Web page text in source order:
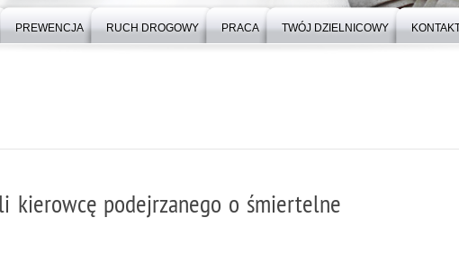
PREWENCJA RUCH DROGOWY PRACA TWÓJ DZIELNICOWY
kierowcę podejrzanego o śmiertelne